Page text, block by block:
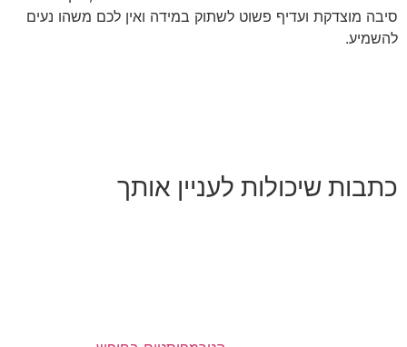
סיבה מוצדקת ועדיף פשוט לשתוק במידה ואין לכם משהו נעים
להשמיע.
כתבות שיכולות לעניין אותך